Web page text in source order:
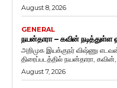
August 8, 2026
GENERAL
நயன்தாரா – கவின்
அறிமுக இயக்குநர் விஷ்ணு
திரைப்படத்தில் நயன்தாரா, கவின்,
August 7, 2026